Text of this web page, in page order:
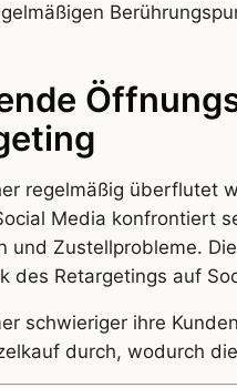
regelmäßig überflutet
Media konfrontiert
und Zustellprobleme.
des Retargetings auf
schwieriger ihre
durch, wodurch